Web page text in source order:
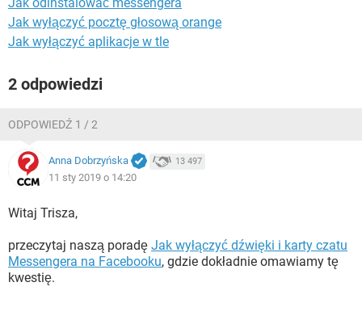
Jak wyłączyć pocztę głosową orange
Jak wyłączyć aplikacje w tle
2 odpowiedzi
ODPOWIEDŹ 1 / 2
Anna Dobrzyńska 13 497
11 sty 2019 o 14:20
Witaj Trisza,
przeczytaj naszą poradę Jak wyłączyć dźwięki i karty czatu
Messengera na Facebooku, gdzie dokładnie omawiamy tę
kwestię.